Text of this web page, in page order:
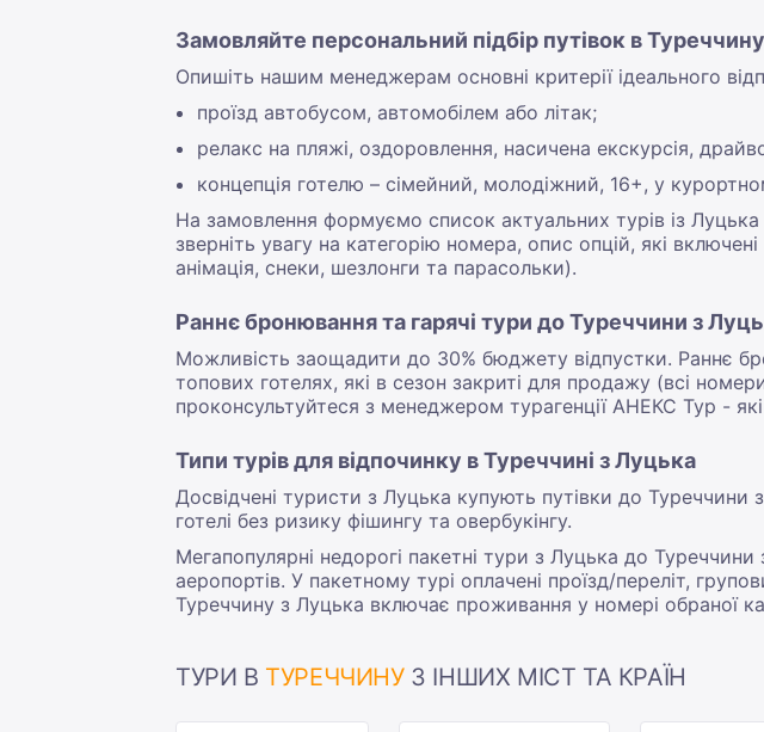
Замовляйте персональний підбір путівок в
Опишіть нашим менеджерам основні критерії ідеального
проїзд автобусом, автомобілем або літак;
релакс на пляжі, оздоровлення, насичена екскурсія,
концепція готелю – сімейний, молодіжний, 16+, у
На замовлення формуємо список актуальних турів із
зверніть увагу на категорію номера, опис опцій, які
анімація, снеки, шезлонги та парасольки).
Раннє бронювання та гарячі тури до Туреччини з
Можливість заощадити до 30% бюджету відпустки. Раннє
топових готелях, які в сезон закриті для продажу (всі
проконсультуйтеся з менеджером турагенції АНЕКС Тур -
Типи турів для відпочинку в Туреччині з Луцька
Досвідчені туристи з Луцька купують путівки до
готелі без ризику фішингу та овербукінгу.
Мегапопулярні недорогі пакетні тури з Луцька до
аеропортів. У пакетному турі оплачені проїзд/переліт,
Туреччину з Луцька включає проживання у номері обраної
ТУРИ В ТУРЕЧЧИНУЗ ІНШИХ МІСТ ТА КРАЇН